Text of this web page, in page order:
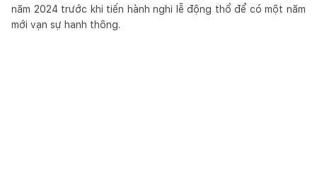
năm 2024 trước khi tiến hành nghi lễ động thổ để có một năm
mới vạn sự hanh thông.